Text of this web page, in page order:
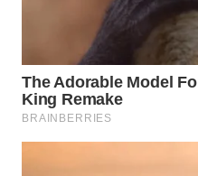
WN
KEPULAUAN
SERIBU
WN